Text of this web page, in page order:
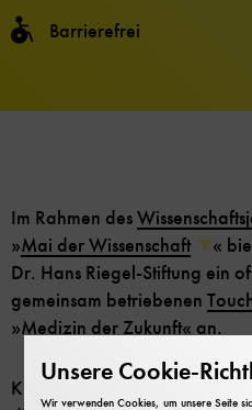
Barrierefrei
Im Rahmen des
»Mai der Wissenschaft
«
Dr. Hans Riegel-Stiftung ein
gemeinsam betriebenen
»Medizin der Zukunft« an.
KI-Copiloten, die Ärztinnen
Unsere Cookie-
Wir verwenden Cookies, um unsere Seite